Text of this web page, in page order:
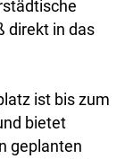
direkt in das
ist bis zum
bietet
geplanten